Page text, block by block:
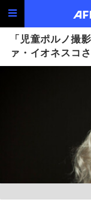
「児童ポルノ撮
ァ・イオネスコ